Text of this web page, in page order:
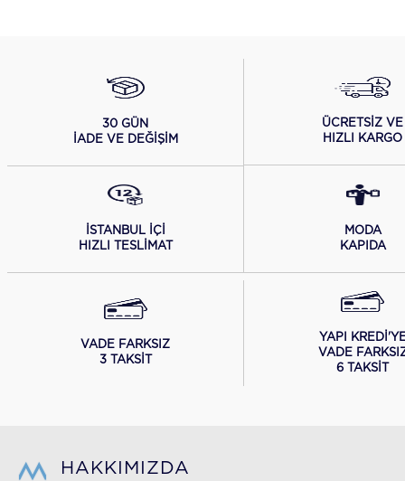
30 GÜN
İADE VE DEĞİŞİM
ÜCRETSİZ VE
HIZLI KARGO
İSTANBUL İÇİ
HIZLI TESLİMAT
MODA
KAPIDA
VADE FARKSIZ
3 TAKSİT
YAPI
VADE
6 TAKSİT
HAKKIMIZDA